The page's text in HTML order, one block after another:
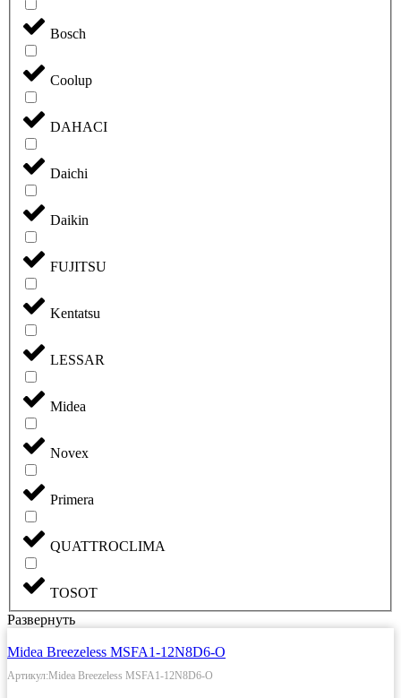
Bosch
Coolup
DAHACI
Daichi
Daikin
FUJITSU
Kentatsu
LESSAR
Midea
Novex
Primera
QUATTROCLIMA
TOSOT
Развернуть
Midea Breezeless MSFA1-12N8D6-O
Артикул:Midea Breezeless MSFA1-12N8D6-O